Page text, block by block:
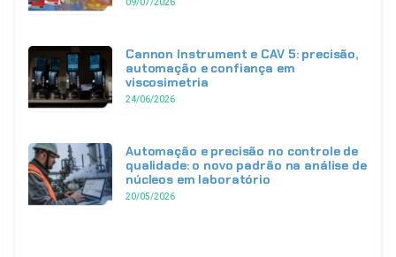
09/07/2026
Cannon Instrument e CAV 5: precisão,
automação e confiança em
viscosimetria
24/06/2026
Automação e precisão no controle de
qualidade: o novo padrão na análise de
núcleos em laboratório
20/05/2026